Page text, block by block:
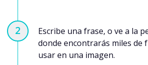
Escribe una frase, o ve a la
donde encontrarás miles de
usar en una imagen.